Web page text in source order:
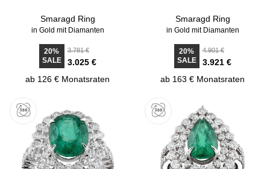
Smaragd Ring
in Gold mit Diamanten
20%
SALE
3.781 €
3.025 €
ab 126 € Monatsraten
Smaragd Ring
in Gold mit Diamanten
20%
SALE
4.901 €
3.921 €
ab 163 € Monatsraten